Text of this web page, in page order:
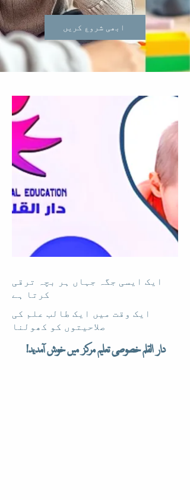
ابھی شروع کریں
ایک ایسی جگہ جہاں ہر بچہ ترقی
کرتا ہے
ایک وقت میں ایک طالب علم کی
صلاحیتوں کو کھولنا
دار القلم خصوصی تعلیم مرکز میں خوش آمدید!